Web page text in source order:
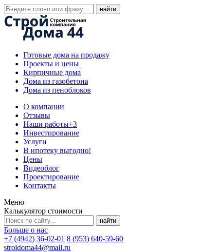
Готовые дома на продажу
Проекты и цены
Кирпичные дома
Дома из газобетона
Дома из пеноблоков
О компании
Отзывы
Наши работы+3
Инвестирование
Услуги
В ипотеку выгодно!
Цены
Видеоблог
Проектирование
Контакты
Меню
Калькулятор стоимости
Больше о нас
+7 (4942) 36-02-01 8 (953) 640-59-60
stroidoma44@mail.ru